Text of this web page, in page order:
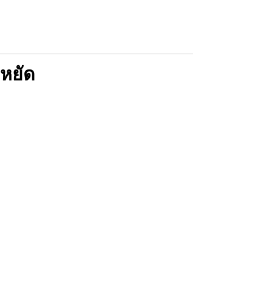
ยัด